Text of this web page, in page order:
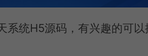
系统H5源码，有兴趣的可以